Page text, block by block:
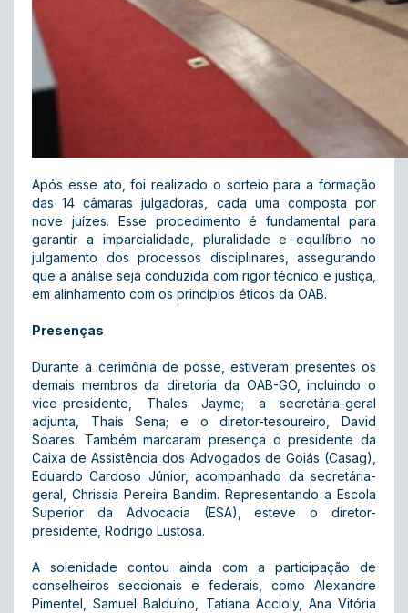
Após esse ato, foi realizado o sorteio para a formação
das 14 câmaras julgadoras, cada uma composta por
nove juízes. Esse procedimento é fundamental para
garantir a imparcialidade, pluralidade e equilíbrio no
julgamento dos processos disciplinares, assegurando
que a análise seja conduzida com rigor técnico e justiça,
em alinhamento com os princípios éticos da OAB.
Presenças
Durante a cerimônia de posse, estiveram presentes os
demais membros da diretoria da OAB-GO, incluindo o
vice-presidente, Thales Jayme; a secretária-geral
adjunta, Thaís Sena; e o diretor-tesoureiro, David
Soares. Também marcaram presença o presidente da
Caixa de Assistência dos Advogados de Goiás (Casag),
Eduardo Cardoso Júnior, acompanhado da secretária-
geral, Chrissia Pereira Bandim. Representando a Escola
Superior da Advocacia (ESA), esteve o diretor-
presidente, Rodrigo Lustosa.
A solenidade contou ainda com a participação de
conselheiros seccionais e federais, como Alexandre
Pimentel, Samuel Balduíno, Tatiana Accioly, Ana Vitória